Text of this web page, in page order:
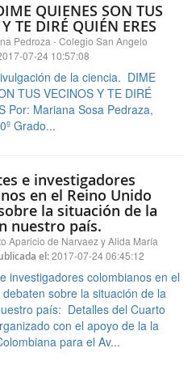
QUIENES SON TUS
TE DIRÉ QUIÉN ERES
Pedroza - Colegio San Angelo
07-24 10:57:08
de la ciencia. DIME
TUS VECINOS Y TE DIRÉ
Por: Mariana Sosa Pedraza,
Grado...
e investigadores
en el Reino Unido
la situación de la
nuestro país.
Aparicio de Narvaez y Alida María
el:2017-07-24 06:45:12
investigadores colombianos en el
debaten sobre la situación de la
país: Detalles del Cuarto
con el apoyo de la la
para el Av...